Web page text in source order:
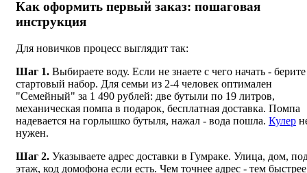
Как оформить первый заказ: пошаговая
инструкция
Для новичков процесс выглядит так:
Шаг 1. Выбираете воду. Если не знаете с чего начать - берите
стартовый набор. Для семьи из 2-4 человек оптимален
"Семейный" за 1 490 рублей: две бутыли по 19 литров,
механическая помпа в подарок, бесплатная доставка. Помпа
надевается на горлышко бутыля, нажал - вода пошла. Кулер
нужен.
Шаг 2. Указываете адрес доставки в Гумраке. Улица, дом,
этаж, код домофона если есть. Чем точнее адрес - тем быстрее